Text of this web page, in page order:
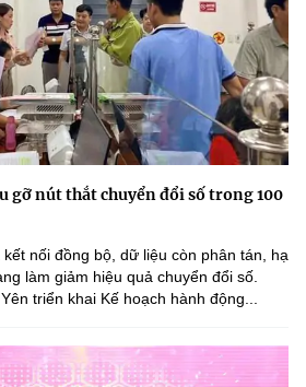
gỡ nút thắt chuyển đổi số trong 100
nối đồng bộ, dữ liệu còn phân tán, hạ
làm giảm hiệu quả chuyển đổi số.
triển khai Kế hoạch hành động...